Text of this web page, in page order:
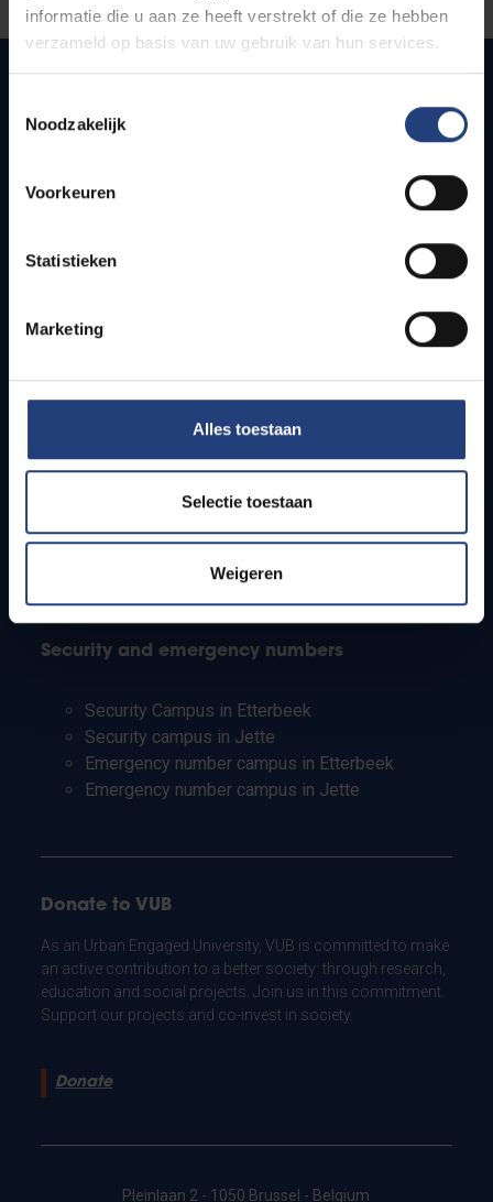
informatie die u aan ze heeft verstrekt of die ze hebben
verzameld op basis van uw gebruik van hun services.
Noodzakelijk
Voorkeuren
Statistieken
Marketing
Alles toestaan
Selectie toestaan
Weigeren
Quick links
How to get to the VUB campuses
Students
PhD students
Teachers and secondary schools
Working students
Security and emergency numbers
Security Campus in Etterbeek
Security campus in Jette
Emergency number campus in Etterbeek
Emergency number campus in Jette
Donate to VUB
As an Urban Engaged University, VUB is committed to make
an active contribution to a better society: through research,
education and social projects. Join us in this commitment.
Support our projects and co-invest in society.
Donate
Pleinlaan 2 - 1050 Brussel - Belgium